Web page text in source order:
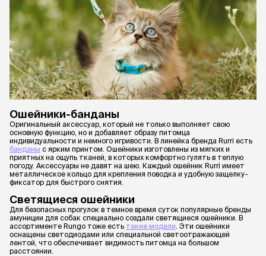
Ошейники-банданы
Оригинальный аксессуар, который не только выполняет свою
основную функцию, но и добавляет образу питомца
индивидуальности и немного игривости. В линейка бренда Rurri есть
банданы с ярким принтом. Ошейники изготовлены из мягких и
приятных на ощупь тканей, в которых комфортно гулять в теплую
погоду. Аксессуары не давят на шею. Каждый ошейник Rurri имеет
металлическое кольцо для крепления поводка и удобную защелку-
фиксатор для быстрого снятия.
Светящиеся ошейники
Для безопасных прогулок в темное время суток популярные бренды
амуниции для собак специально создали светящиеся ошейники. В
ассортименте Rungo тоже есть такие модели . Эти ошейники
оснащены светодиодами или специальной светоотражающей
лентой, что обеспечивает видимость питомца на большом
расстоянии.